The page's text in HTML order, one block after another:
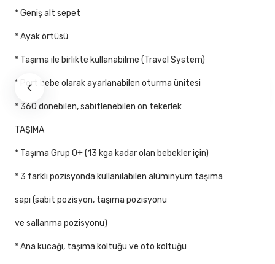
* Geniş alt sepet
* Ayak örtüsü
* Taşıma ile birlikte kullanabilme (Travel System)
* Port bebe olarak ayarlanabilen oturma ünitesi
* 360 dönebilen, sabitlenebilen ön tekerlek
TAŞIMA
* Taşıma Grup 0+ (13 kga kadar olan bebekler için)
* 3 farklı pozisyonda kullanılabilen alüminyum taşıma
sapı (sabit pozisyon, taşıma pozisyonu
ve sallanma pozisyonu)
* Ana kucağı, taşıma koltuğu ve oto koltuğu